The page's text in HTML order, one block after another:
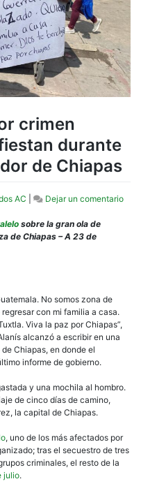
crimen
durante
de Chiapas
AC Dejar un comentarioen
sobre la gran ola de
de Chiapas – A 23 de
No somos zona de
con mi familia a casa.
Viva la paz por Chiapas”,
alcanzó a escribir en una
Chiapas, en donde el
informe de gobierno.
y una mochila al hombro.
de cinco días de camino,
la capital de Chiapas.
, uno de los más afectados por
tras el secuestro de tres
criminales, el resto de la
julio.